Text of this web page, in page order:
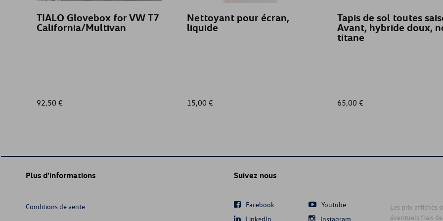
TIALO Glovebox for VW T7
California/Multivan
92,50 €
Nettoyant pour écran,
liquide
15,00 €
Tapis de sol toutes
Avant, hybride doux,
titane
65,00 €
Plus d'informations
Conditions de vente
Suivez nous
Facebook
Youtube
LinkedIn
Instagram
Les prix affichés
éventuels frais